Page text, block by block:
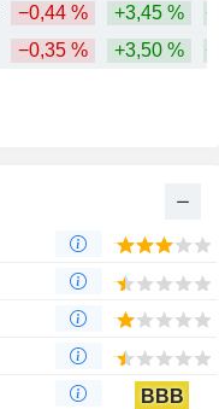
−0,44 % +3,45 %
−0,35 % +3,50 %
BBB